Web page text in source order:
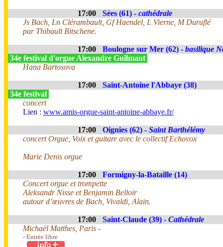
17:00 Sées (61) - cathédrale
Js Bach, Ln Clérambault, Gf Haendel, L Vierne, M Duruflé
par Thibault Bitschene.
17:00 Boulogne sur Mer (62) - basilique
34e festival d'orgue Alexandre Guilmant
Hana Bartosova
17:00
Saint-Antoine l'Abbaye (38)
34e festival
concert
Lien : www.amis-orgue-saint-antoine-abbaye.fr/
17:00 Oignies (62) - Saint Barthélémy
concert Orgue, Voix et guitare avec le collectif Echovox
Marie Denis orgue
17:00
Formigny-la-Bataille (14)
Concert orgue et trompette
Aleksandr Nisse et Benjamin Belloir
autour d’œuvres de Bach, Vivaldi, Alain.
17:00 Saint-Claude (39) - Cathédrale
Michaël Matthes, Paris -
- Entrée libre